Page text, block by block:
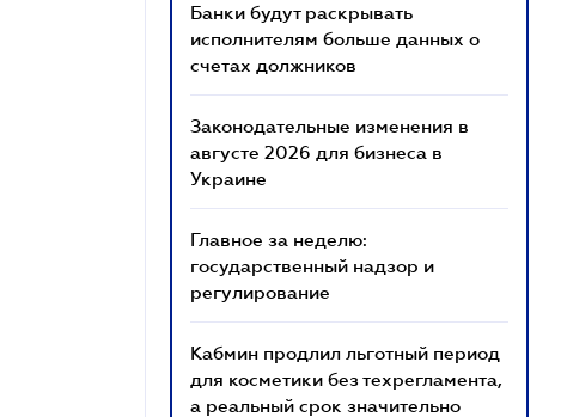
Банки будут раскрывать
исполнителям больше данных о
счетах должников
Законодательные изменения в
августе 2026 для бизнеса в
Украине
Главное за неделю:
государственный надзор и
регулирование
Кабмин продлил льготный период
для косметики без техрегламента,
а реальный срок значительно